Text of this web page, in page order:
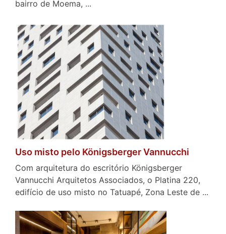
bairro de Moema, ...
Uso misto pelo Königsberger Vannucchi
Com arquitetura do escritório Königsberger
Vannucchi Arquitetos Associados, o Platina 220,
edifício de uso misto no Tatuapé, Zona Leste de ...